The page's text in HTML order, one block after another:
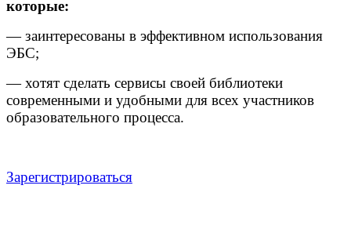
которые:
— заинтересованы в эффективном использования
ЭБС;
— хотят сделать сервисы своей библиотеки
современными и удобными для всех участников
образовательного процесса.
Зарегистрироваться